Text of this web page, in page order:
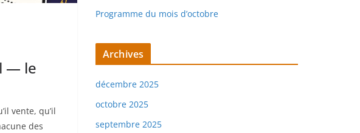
— le
vente, qu’il
des
Programme du mois d’octobre
Archives
décembre 2025
octobre 2025
septembre 2025